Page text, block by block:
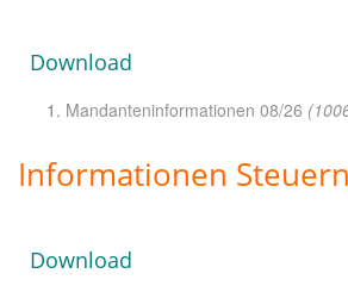
Download
Mandanteninformationen 08/26
Informationen
Download